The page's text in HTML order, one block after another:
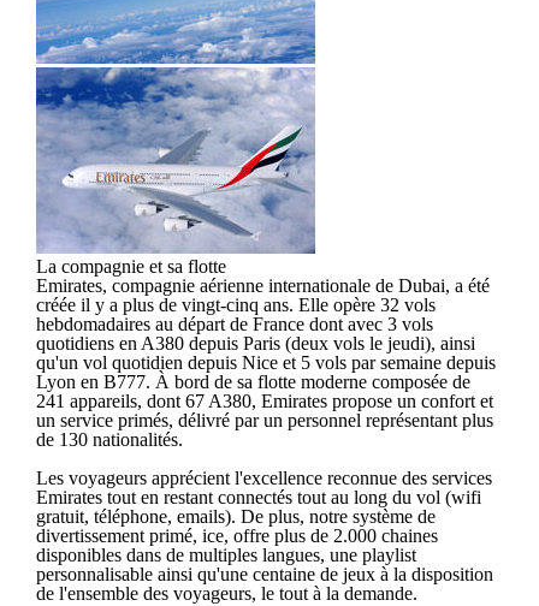
La compagnie et sa flotte
Emirates, compagnie aérienne internationale de Dubai, a été
créée il y a plus de vingt-cinq ans. Elle opère 32 vols
hebdomadaires au départ de France dont avec 3 vols
quotidiens en A380 depuis Paris (deux vols le jeudi), ainsi
qu'un vol quotidien depuis Nice et 5 vols par semaine depuis
Lyon en B777. À bord de sa flotte moderne composée de
241 appareils, dont 67 A380, Emirates propose un confort et
un service primés, délivré par un personnel représentant plus
de 130 nationalités.
Les voyageurs apprécient l'excellence reconnue des services
Emirates tout en restant connectés tout au long du vol (wifi
gratuit, téléphone, emails). De plus, notre système de
divertissement primé, ice, offre plus de 2.000 chaines
disponibles dans de multiples langues, une playlist
personnalisable ainsi qu'une centaine de jeux à la disposition
de l'ensemble des voyageurs, le tout à la demande.